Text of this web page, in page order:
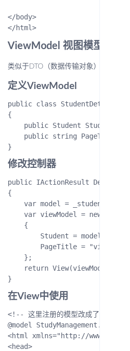
</body>
ViewModel 视图模型
类似于DTO（数据传输对象）
定义ViewModel
public class
{
public Student Student {
public string PageTitle {
修改控制器
public IActionResult Details()
{
var model =
var viewModel = new
    {
        Student = model,
PageTitle = "viewmodel
    };
    return View(viewModel);
在View中使用
<!-- 这里注册的模型改成了
@model
<html xmlns="http://
<head>